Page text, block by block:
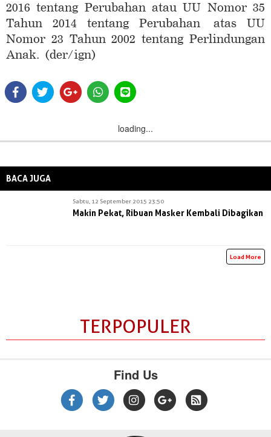
2016 tentang Perubahan atau UU Nomor 35
Tahun 2014 tentang Perubahan atas UU
Nomor 23 Tahun 2002 tentang Perlindungan
Anak. (der/ign)
loading...
BACA JUGA
Sabtu, 12 September 2015 23:50
Makin Pekat, Ribuan Masker Kembali Dibagikan
Load More
TERPOPULER
Find Us